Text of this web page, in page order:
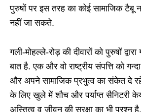
पुरुषों पर इस तरह का कोई सामाजिक टैबू
नहीं जा सकते.
गली-मोहल्ले-रोड़ की दीवारों को पुरुषों
बात है. एक और वो राष्ट्रीय संपत्ति को
और अपने सामाजिक प्रभुत्व का संकेत दे
के लिए खुले में शौच और पर्याप्त सैनिटरी
अस्तित्व व जीवन की सुरक्षा का भी प्रश्न